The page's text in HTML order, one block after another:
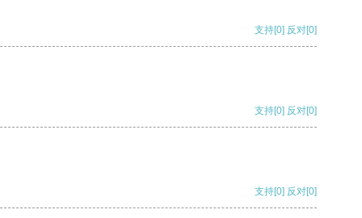
支持[0] 反对[0]
支持[0] 反对[0]
支持[0] 反对[0]